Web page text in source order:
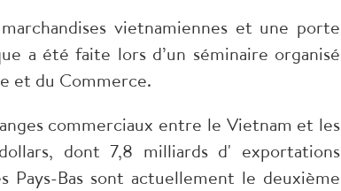
vietnamiennes et une porte
a été faite lors d’un séminaire organisé
et du Commerce.
commerciaux entre le Vietnam et les
dont 7,8 milliards d' exportations
Pays-Bas sont actuellement le deuxième